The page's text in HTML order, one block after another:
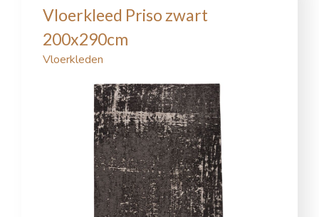
Vloerkleed Priso zwart
200x290cm
Vloerkleden